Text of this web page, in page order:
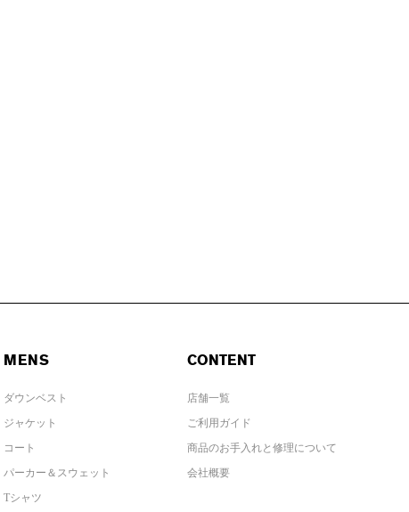
MENS
ダウンベスト
ジャケット
コート
パーカー＆スウェット
Tシャツ
CONTENT
店舗一覧
ご利用ガイド
商品のお手入れと修理について
会社概要